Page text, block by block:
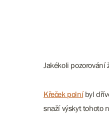
Jakékoli
Křeček polníbyl
snaží výskyt tohoto